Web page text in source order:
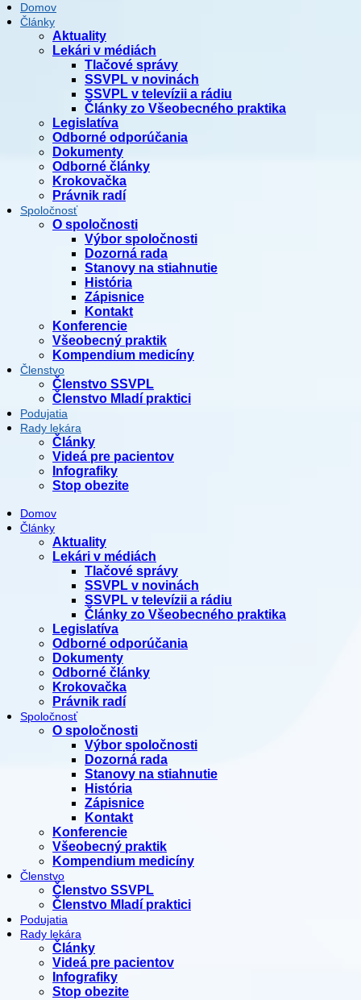
Domov
Články
Aktuality
Lekári v médiách
Tlačové správy
SSVPL v novinách
SSVPL v televízii a rádiu
Články zo Všeobecného praktika
Legislatíva
Odborné odporúčania
Dokumenty
Odborné články
Krokovačka
Právnik radí
Spoločnosť
O spoločnosti
Výbor spoločnosti
Dozorná rada
Stanovy na stiahnutie
História
Zápisnice
Kontakt
Konferencie
Všeobecný praktik
Kompendium medicíny
Členstvo
Členstvo SSVPL
Členstvo Mladí praktici
Podujatia
Rady lekára
Články
Videá pre pacientov
Infografiky
Stop obezite
Domov
Články
Aktuality
Lekári v médiách
Tlačové správy
SSVPL v novinách
SSVPL v televízii a rádiu
Články zo Všeobecného praktika
Legislatíva
Odborné odporúčania
Dokumenty
Odborné články
Krokovačka
Právnik radí
Spoločnosť
O spoločnosti
Výbor spoločnosti
Dozorná rada
Stanovy na stiahnutie
História
Zápisnice
Kontakt
Konferencie
Všeobecný praktik
Kompendium medicíny
Členstvo
Členstvo SSVPL
Členstvo Mladí praktici
Podujatia
Rady lekára
Články
Videá pre pacientov
Infografiky
Stop obezite